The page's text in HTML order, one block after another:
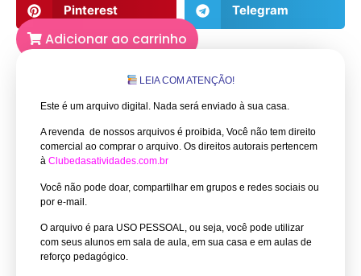
Pinterest Telegram
Adicionar ao carrinho
LEIA COM ATENÇÃO!
Este é um arquivo digital. Nada será enviado à sua casa.
A revenda de nossos arquivos é proibida, Você não tem direito
comercial ao comprar o arquivo. Os direitos autorais pertencem
à Clubedasatividades.com.br
Você não pode doar, compartilhar em grupos e redes sociais ou
por e-mail.
O arquivo é para USO PESSOAL, ou seja, você pode utilizar
com seus alunos em sala de aula, em sua casa e em aulas de
reforço pedagógico.